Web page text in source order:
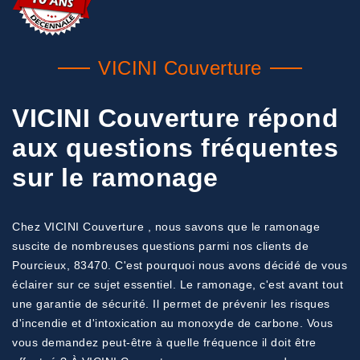
VICINI Couverture
VICINI Couverture répond
aux questions fréquentes
sur le ramonage
Chez VICINI Couverture , nous savons que le ramonage
suscite de nombreuses questions parmi nos clients de
Pourcieux, 83470. C'est pourquoi nous avons décidé de vous
éclairer sur ce sujet essentiel. Le ramonage, c'est avant tout
une garantie de sécurité. Il permet de prévenir les risques
d'incendie et d'intoxication au monoxyde de carbone. Vous
vous demandez peut-être à quelle fréquence il doit être